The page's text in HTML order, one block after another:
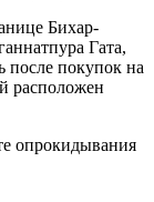
Бихар-
Гата,
после покупок на
расположен
опрокидывания